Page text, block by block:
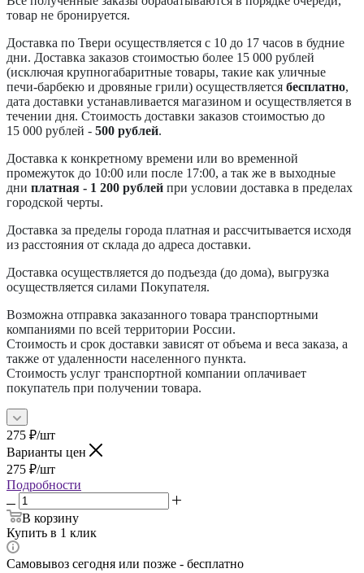
товар не бронируется.
Доставка по Твери осуществляется с 10 до 17 часов в будние
дни. Доставка заказов стоимостью более 15 000 рублей
(исключая крупногабаритные товары, такие как уличные
печи-барбекю и дровяные грили) осуществляется бесплатно,
дата доставки устанавливается магазином и осуществляется в
течении дня. Стоимость доставки заказов стоимостью до
15 000 рублей - 500 рублей.
Доставка к конкретному времени или во временной
промежуток до 10:00 или после 17:00, а так же в выходные
дни платная - 1 200 рублей при условии доставка в пределах
городской черты.
Доставка за пределы города платная и рассчитывается исходя
из расстояния от склада до адреса доставки.
Доставка осуществляется до подъезда (до дома), выгрузка
осуществляется силами Покупателя.
Возможна отправка заказанного товара транспортными
компаниями по всей территории России.
Стоимость и срок доставки зависят от объема и веса заказа, а
также от удаленности населенного пункта.
Стоимость услуг транспортной компании оплачивает
покупатель при получении товара.
275 ₽/шт
Варианты цен
275 ₽/шт
Подробности
В корзину
Купить в 1 клик
Самовывоз сегодня или позже - бесплатно